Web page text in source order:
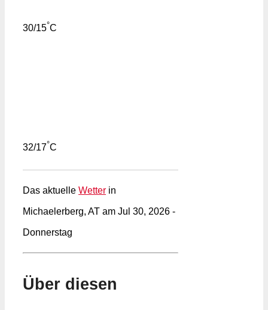
30/15°C
32/17°C
Das aktuelle Wetter in
Michaelerberg, AT am Jul 30, 2026 -
Donnerstag
Über diesen